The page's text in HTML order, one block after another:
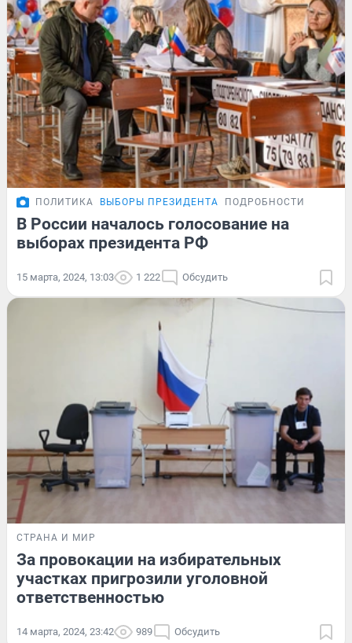
ПОЛИТИКА ВЫБОРЫ ПРЕЗИДЕНТА ПОДРОБНОСТИ
В России началось голосование на
выборах президента РФ
15 марта, 2024, 13:03 1 222 Обсудить
СТРАНА И МИР
За провокации на избирательных
участках пригрозили уголовной
ответственностью
14 марта, 2024, 23:42 989 Обсудить